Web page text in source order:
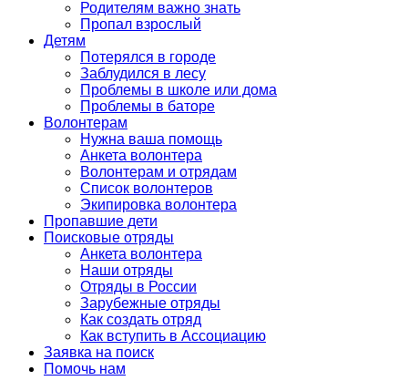
Родителям важно знать
Пропал взрослый
Детям
Потерялся в городе
Заблудился в лесу
Проблемы в школе или дома
Проблемы в баторе
Волонтерам
Нужна ваша помощь
Анкета волонтера
Волонтерам и отрядам
Список волонтеров
Экипировка волонтера
Пропавшие дети
Поисковые отряды
Анкета волонтера
Наши отряды
Отряды в России
Зарубежные отряды
Как создать отряд
Как вступить в Ассоциацию
Заявка на поиск
Помочь нам